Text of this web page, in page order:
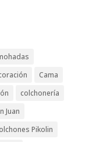
Cama
colchonería
Juan
Pikolin